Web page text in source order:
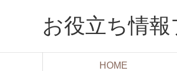
お役立ち情
HOME